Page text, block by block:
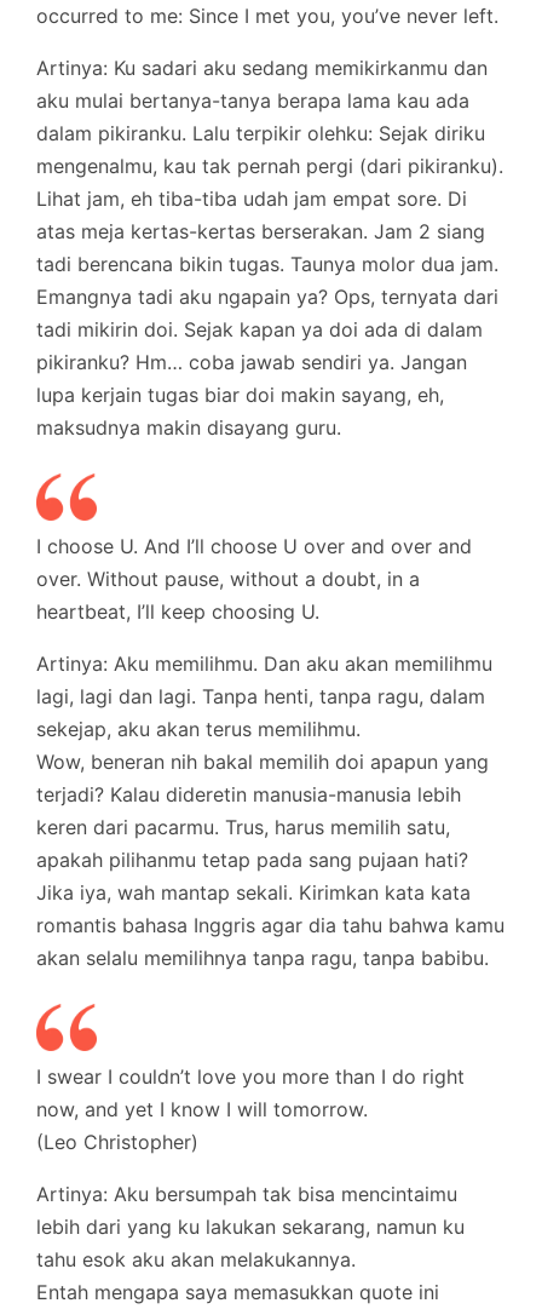
occurred to me: Since I met you, you’ve never left.
Artinya: Ku sadari aku sedang memikirkanmu dan
aku mulai bertanya-tanya berapa lama kau ada
dalam pikiranku. Lalu terpikir olehku: Sejak diriku
mengenalmu, kau tak pernah pergi (dari pikiranku).
Lihat jam, eh tiba-tiba udah jam empat sore. Di
atas meja kertas-kertas berserakan. Jam 2 siang
tadi berencana bikin tugas. Taunya molor dua jam.
Emangnya tadi aku ngapain ya? Ops, ternyata dari
tadi mikirin doi. Sejak kapan ya doi ada di dalam
pikiranku? Hm… coba jawab sendiri ya. Jangan
lupa kerjain tugas biar doi makin sayang, eh,
maksudnya makin disayang guru.
I choose U. And I’ll choose U over and over and
over. Without pause, without a doubt, in a
heartbeat, I’ll keep choosing U.
Artinya: Aku memilihmu. Dan aku akan memilihmu
lagi, lagi dan lagi. Tanpa henti, tanpa ragu, dalam
sekejap, aku akan terus memilihmu.
Wow, beneran nih bakal memilih doi apapun yang
terjadi? Kalau dideretin manusia-manusia lebih
keren dari pacarmu. Trus, harus memilih satu,
apakah pilihanmu tetap pada sang pujaan hati?
Jika iya, wah mantap sekali. Kirimkan kata kata
romantis bahasa Inggris agar dia tahu bahwa kamu
akan selalu memilihnya tanpa ragu, tanpa babibu.
I swear I couldn’t love you more than I do right
now, and yet I know I will tomorrow.
(Leo Christopher)
Artinya: Aku bersumpah tak bisa mencintaimu
lebih dari yang ku lakukan sekarang, namun ku
tahu esok aku akan melakukannya.
Entah mengapa saya memasukkan quote ini